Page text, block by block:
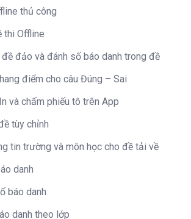
thủ công
thi Offline
đảo và đánh số báo danh trong đề
điểm cho câu Đúng – Sai
và chấm phiếu tô trên App
tùy chỉnh
tin trường và môn học cho đề tải về
danh
báo danh
danh theo lớp